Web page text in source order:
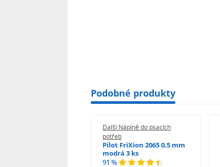
Podobné produkty
Další Náplně do psacích
potřeb
Pilot FriXion 2065 0,5 mm
modrá 3 ks
91 %